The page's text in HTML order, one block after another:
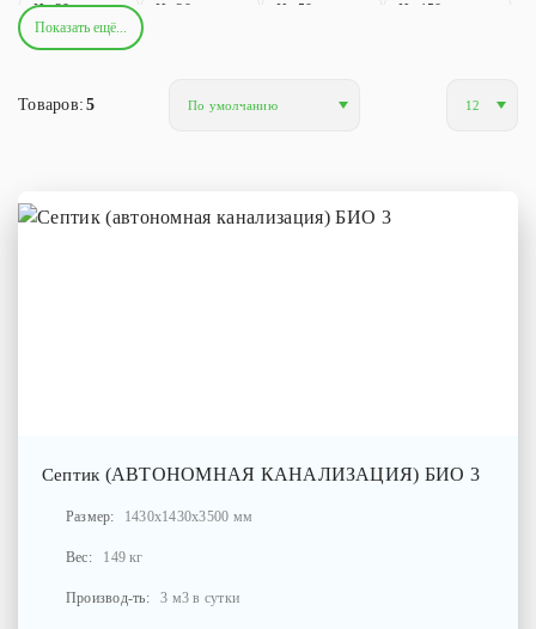
На 20 человек На 30 человек На 50 человек На 150 человек
На 200 человек
Энергозависимые
Показать ещё...
Товаров: 5
Септик (АВТОНОМНАЯ КАНАЛИЗАЦИЯ) БИО 3
Размер: 1430x1430x3500 мм
Вес: 149 кг
Производ-ть: 3 м3 в сутки